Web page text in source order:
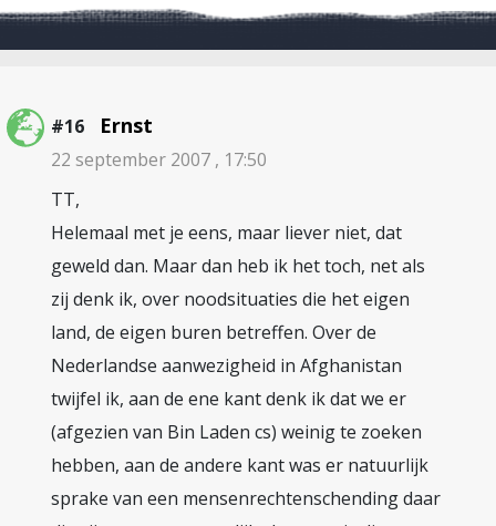
#16 Ernst
22 september 2007 , 17:50
TT,
Helemaal met je eens, maar liever niet, dat
geweld dan. Maar dan heb ik het toch, net als
zij denk ik, over noodsituaties die het eigen
land, de eigen buren betreffen. Over de
Nederlandse aanwezigheid in Afghanistan
twijfel ik, aan de ene kant denk ik dat we er
(afgezien van Bin Laden cs) weinig te zoeken
hebben, aan de andere kant was er natuurlijk
sprake van een mensenrechtenschending daar